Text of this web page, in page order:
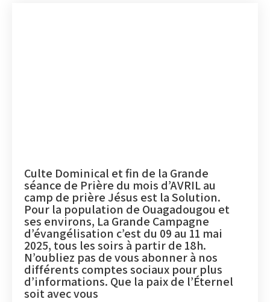
Culte Dominical et fin de la Grande
séance de Prière du mois d’AVRIL au
camp de prière Jésus est la Solution.
Pour la population de Ouagadougou et
ses environs, La Grande Campagne
d’évangélisation c’est du 09 au 11 mai
2025, tous les soirs à partir de 18h.
N’oubliez pas de vous abonner à nos
différents comptes sociaux pour plus
d’informations. Que la paix de l’Éternel
soit avec vous